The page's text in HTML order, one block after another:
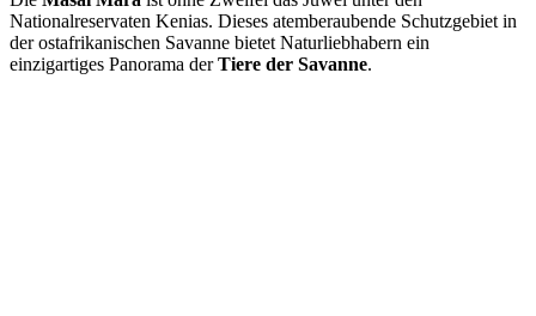
Nationalreservaten Kenias. Dieses atemberaubende Schutzgebiet in
der ostafrikanischen Savanne bietet Naturliebhabern ein
einzigartiges Panorama derTiere der Savanne.